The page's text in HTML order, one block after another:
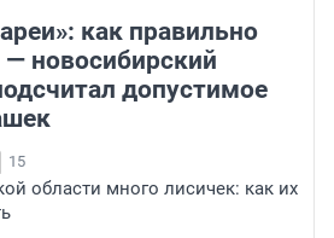
как правильно
— новосибирский
допустимое
15
области много лисичек: как их